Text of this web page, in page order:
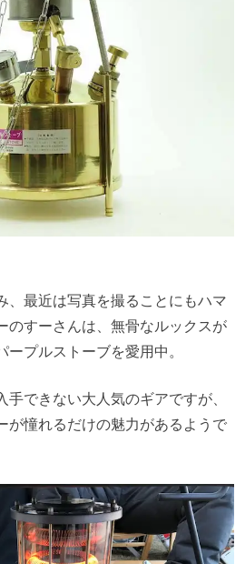
、最近は写真を撮ることにもハマ
のすーさんは、無骨なルックスが
プルストーブを愛用中。
できない大人気のギアですが、
が憧れるだけの魅力があるようで